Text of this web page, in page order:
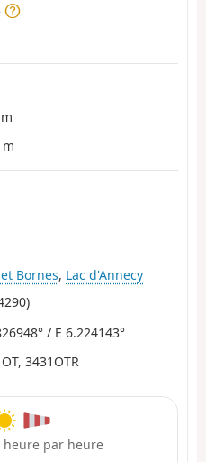
m
Bornes, Lac d'Annecy
/ E 6.224143°
3431OTR
par heure